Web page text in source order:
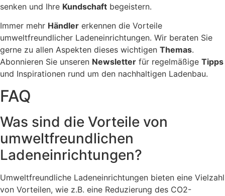
senken und Ihre Kundschaft begeistern.
Immer mehr Händler erkennen die Vorteile
umweltfreundlicher Ladeneinrichtungen. Wir beraten Sie
gerne zu allen Aspekten dieses wichtigen Themas.
Abonnieren Sie unseren Newsletter für regelmäßige Tipps
und Inspirationen rund um den nachhaltigen Ladenbau.
FAQ
Was sind die Vorteile von
umweltfreundlichen
Ladeneinrichtungen?
Umweltfreundliche Ladeneinrichtungen bieten eine Vielzahl
von Vorteilen, wie z.B. eine Reduzierung des CO2-